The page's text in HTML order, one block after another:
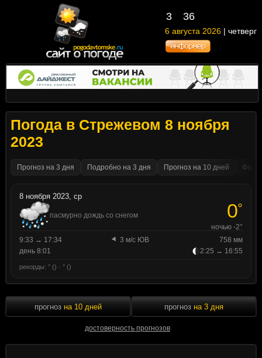
3 36
6 августа 2026 | четверг
Погода в Стрежевом 8 ноября
2023
Прогноз на 3 дня Подробно на 3 дня Прогноз на 10 дней
8 ноября 2023, ср
пасмурно дождь со снегом 0°
ночью -2°
9:33 → 17:34
3 м/с ЮВ
758 мм
день 8:01
2:25 → 16:55
рекорды: ° () · ° ()
прогноз на 10 дней
достоверность прогнозов
прогноз на 3 дня